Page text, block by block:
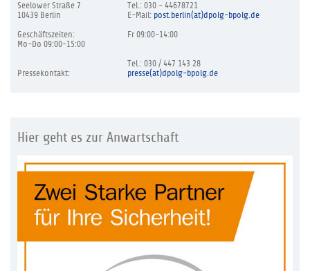
Seelower Straße 7
10439 Berlin
Geschäftszeiten:
Mo-Do 09:00-15:00
Pressekontakt:
Tel.: 030 - 44678721
E-Mail: post.berlin(at)dpolg-bpolg.de
Fr 09:00-14:00
Tel.: 030 / 447 143 28
presse(at)dpolg-bpolg.de
Hier geht es zur Anwartschaft